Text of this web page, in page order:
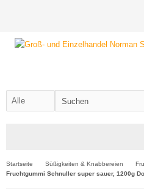
Startseite Süßigkeiten & Knabbereien
Fruchtgummi Schnuller super sauer, 1200g